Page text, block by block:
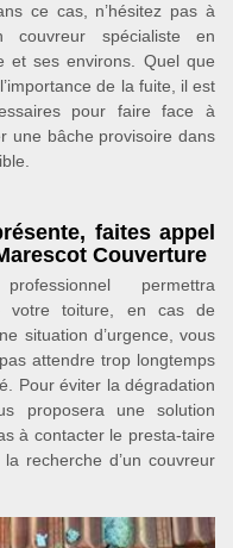
ce cas, n’hésitez pas à
spécialiste en
et ses environs. Quel que
de la fuite, il est
pour faire face à
une bâche provisoire dans
faites appel
Couverture
permettra
votre toiture, en cas de
situation d’urgence, vous
attendre trop longtemps
Pour éviter la dégradation
proposera une solution
à contacter le presta-taire
recherche d’un couvreur